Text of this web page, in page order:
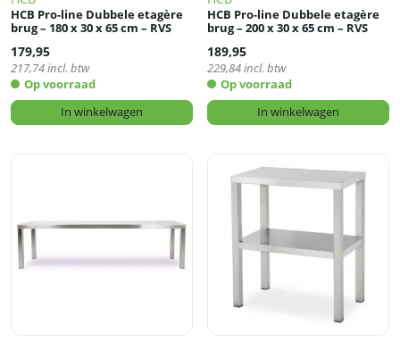
HCB Pro-line Dubbele etagère
brug – 180 x 30 x 65 cm – RVS
179,95
217,74incl. btw
Op voorraad
In winkelwagen
HCB Pro-line Dubbele etagère
brug – 200 x 30 x 65 cm – RVS
189,95
229,84incl. btw
Op voorraad
In winkelwagen